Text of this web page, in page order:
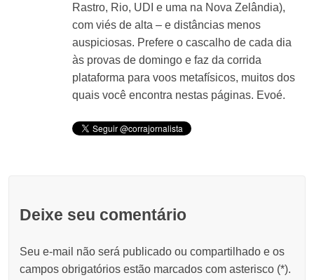
Rastro, Rio, UDI e uma na Nova Zelândia),
com viés de alta – e distâncias menos
auspiciosas. Prefere o cascalho de cada dia
às provas de domingo e faz da corrida
plataforma para voos metafísicos, muitos dos
quais você encontra nestas páginas. Evoé.
Deixe seu comentário
Seu e-mail não será publicado ou compartilhado e os
campos obrigatórios estão marcados com asterisco (*).